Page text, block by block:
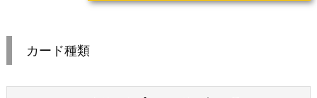
カード種類